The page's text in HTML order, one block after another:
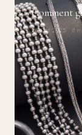
Comment
24 Oct 2025 · 8